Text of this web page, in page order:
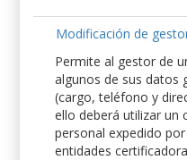
Modificación de
Permite al gestor de
algunos de sus datos
(cargo, teléfono y
ello deberá utilizar un
personal expedido
entidades